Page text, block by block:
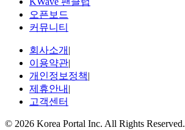
오픈보드
커뮤니티
회사소개 |
이용약관|
개인정보정책|
제휴안내 |
고객센터
© 2026 Korea Portal Inc. All Rights Reserved.